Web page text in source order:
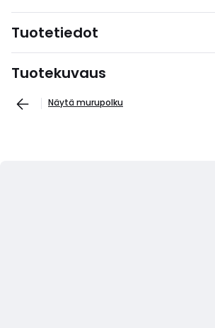
Tuotetiedot
Tuotekuvaus
Näytä murupolku